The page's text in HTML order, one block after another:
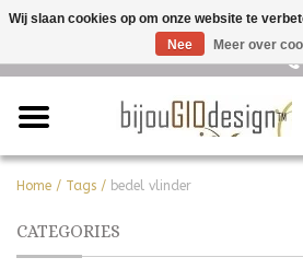
Home / Tags / bedel vlinder
CATEGORIES
Wij slaan cookies op om onze website te
Nee
Meer over